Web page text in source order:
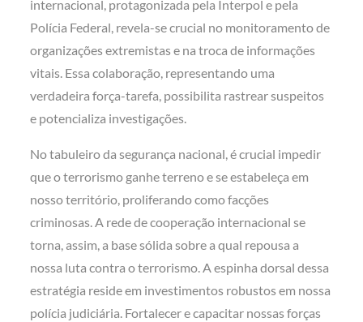
internacional, protagonizada pela Interpol e pela
Polícia Federal, revela-se crucial no monitoramento de
organizações extremistas e na troca de informações
vitais. Essa colaboração, representando uma
verdadeira força-tarefa, possibilita rastrear suspeitos
e potencializa investigações.
No tabuleiro da segurança nacional, é crucial impedir
que o terrorismo ganhe terreno e se estabeleça em
nosso território, proliferando como facções
criminosas. A rede de cooperação internacional se
torna, assim, a base sólida sobre a qual repousa a
nossa luta contra o terrorismo. A espinha dorsal dessa
estratégia reside em investimentos robustos em nossa
polícia judiciária. Fortalecer e capacitar nossas forças